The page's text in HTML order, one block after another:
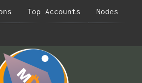
Top Accounts Nodes